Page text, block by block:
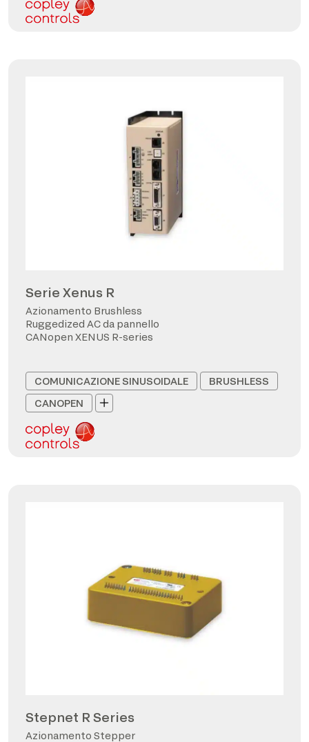
Serie Xenus R
Azionamento Brushless
Ruggedized AC da pannello
CANopen XENUS R-series
COMUNICAZIONE SINUSOIDALE
BRUSHLESS
CANOPEN
Stepnet R Series
Azionamento Stepper